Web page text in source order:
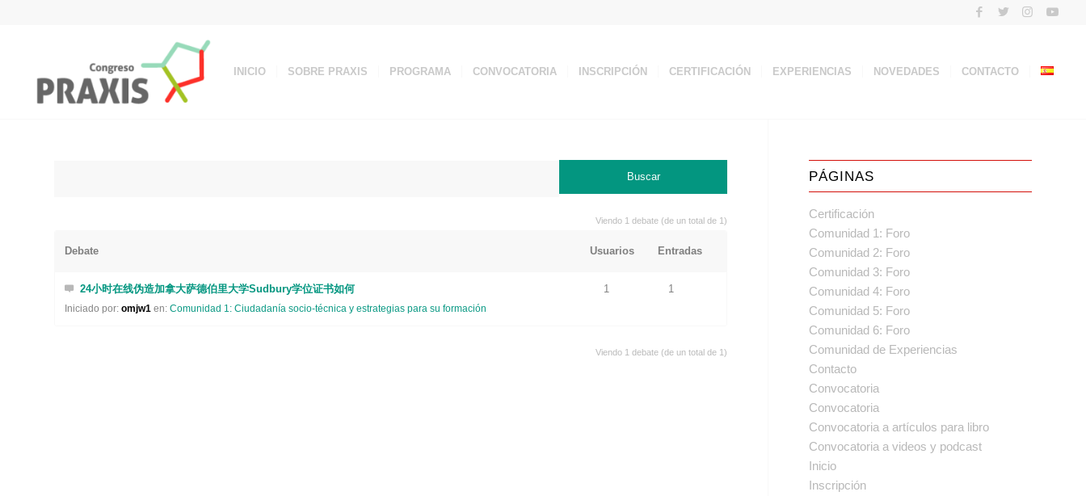
INICIO SOBRE PRAXIS PROGRAMA CONVOCATORIA INSCRIPCIÓN CERTIFICACIÓN EXPERIENCIAS NOVEDADES CONTACTO
Viendo 1 debate (de un total de 1)
Debate Usuarios Entradas
24小时在线伪造加拿大萨德伯里大学Sudbury学位证书如何
Iniciado por: omjw1 en: Comunidad 1: Ciudadanía socio-técnica y estrategias para su formación
1 1
Viendo 1 debate (de un total de 1)
PÁGINAS
Certificación
Comunidad 1: Foro
Comunidad 2: Foro
Comunidad 3: Foro
Comunidad 4: Foro
Comunidad 5: Foro
Comunidad 6: Foro
Comunidad de Experiencias
Contacto
Convocatoria
Convocatoria
Convocatoria a artículos para libro
Convocatoria a videos y podcast
Inicio
Inscripción